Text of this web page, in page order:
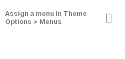
Assign a menu in Theme
Options > Menus